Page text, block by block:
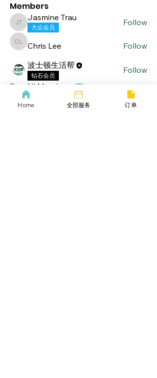
Members
Jasmine Trau
Jasmine Trau
大众会员
Follow
Chris Lee
Chris Lee
Follow
波士顿生活帮
钻石会员
Follow
See All Members (3)
Home 全部服务 订单